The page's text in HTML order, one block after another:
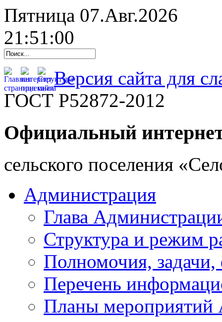
Пятница 07.Авг.2026
21:51:01
Версия сайта для
ГОСТ Р52872-2012
Официальный
cельского поселения
Администрация
Глава
Структура и режим
Полномочия,
Перечень
Планы мероприятий